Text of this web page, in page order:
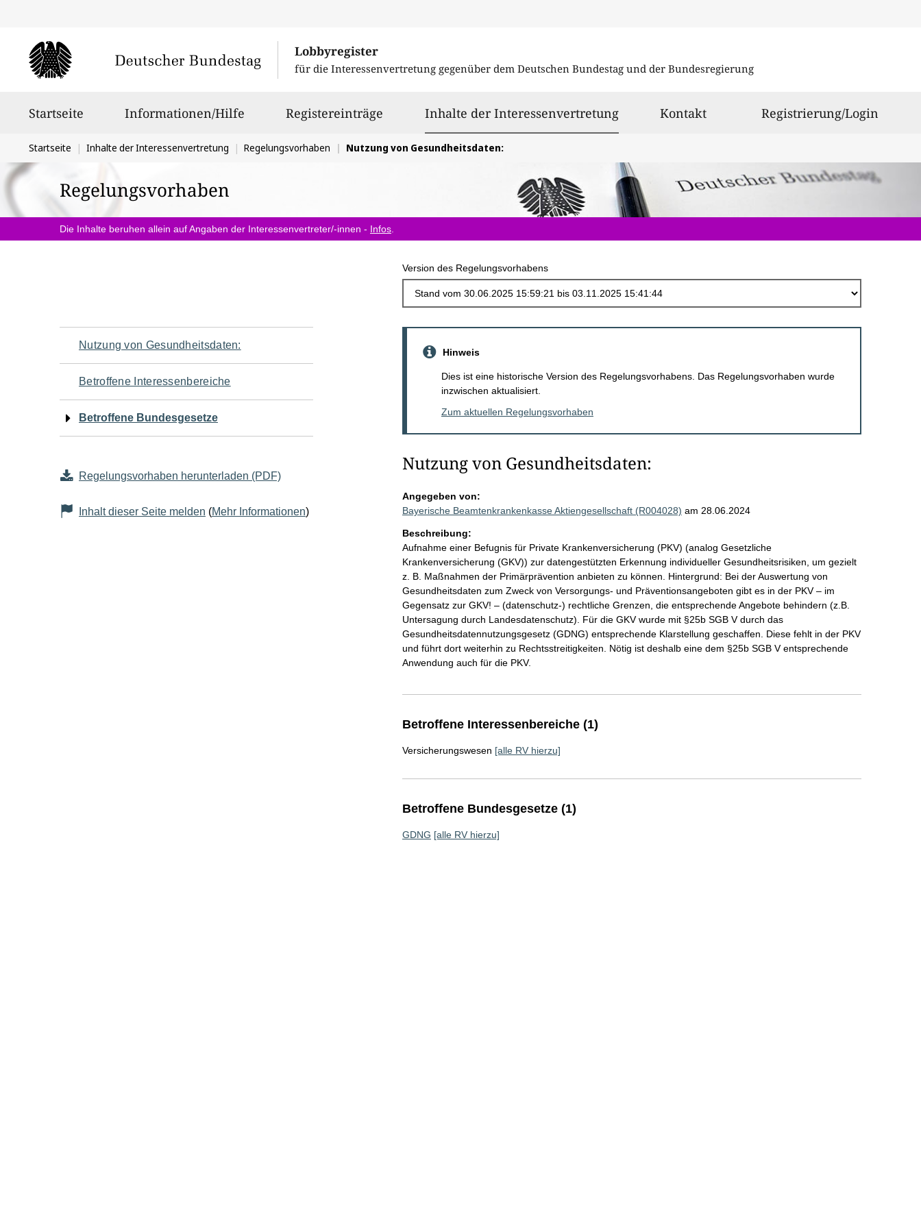
Lobbyregister
für die Interessenvertretung gegenüber dem Deutschen Bundestag und der Bundesregierung
Startseite Informationen/Hilfe Registereinträge Inhalte der Interessenvertretungausgewählt
Kontakt Registrierung/Login
Sie
befinden
sich
hier:
Startseite Inhalte der Interessenvertretung Regelungsvorhaben Nutzung von Gesundheitsdaten:
Regelungsvorhaben
Die Inhalte beruhen allein auf Angaben der Interessenvertreter/-innen - Infos
Version des Regelungsvorhabens
Navigation
für
den
Seiteninhalt
Nutzung von Gesundheitsdaten:
Betroffene Interessenbereiche
Betroffene Bundesgesetze
Regelungsvorhaben herunterladen (PDF)
Inhalt dieser Seite melden (Mehr Informationen)
Hinweis
Dies ist eine historische Version des Regelungsvorhabens. Das Regelungsvorhaben wurde
inzwischen aktualisiert.
Zum aktuellen Regelungsvorhaben
Nutzung von Gesundheitsdaten:
Angegeben von:
Bayerische Beamtenkrankenkasse Aktiengesellschaft (R004028) am 28.06.2024
Beschreibung:
Aufnahme einer Befugnis für Private Krankenversicherung (PKV) (analog Gesetzliche
Krankenversicherung (GKV)) zur datengestützten Erkennung individueller Gesundheitsrisiken, um gezielt
z. B. Maßnahmen der Primärprävention anbieten zu können. Hintergrund: Bei der Auswertung von
Gesundheitsdaten zum Zweck von Versorgungs- und Präventionsangeboten gibt es in der PKV – im
Gegensatz zur GKV! – (datenschutz-) rechtliche Grenzen, die entsprechende Angebote behindern (z.B.
Untersagung durch Landesdatenschutz). Für die GKV wurde mit §25b SGB V durch das
Gesundheitsdatennutzungsgesetz (GDNG) entsprechende Klarstellung geschaffen. Diese fehlt in der PKV
und führt dort weiterhin zu Rechtsstreitigkeiten. Nötig ist deshalb eine dem §25b SGB V entsprechende
Anwendung auch für die PKV.
Betroffene Interessenbereiche (1)
Versicherungswesen [alle RV hierzu]
Betroffene Bundesgesetze (1)
GDNG [alle RV hierzu]